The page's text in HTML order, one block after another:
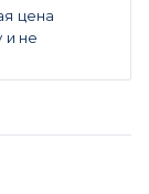
цена
и не